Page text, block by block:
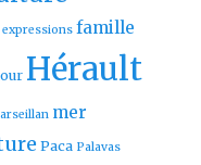
expressions famille
Hérault
mer
Paca Palavas